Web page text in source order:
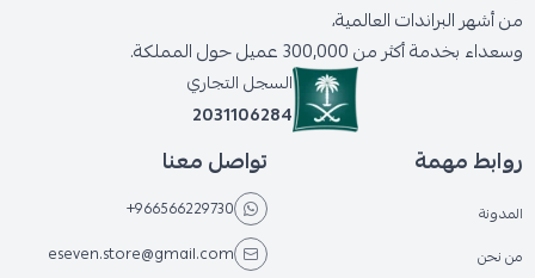
من أشهر البراندات العالمية،
وسعداء بخدمة أكثر من 300,000 عميل حول المملكة.
السجل التجاري
2031106284
روابط مهمة
المدونة
من نحن
تواصل معنا
+966566229730
eseven.store@gmail.com